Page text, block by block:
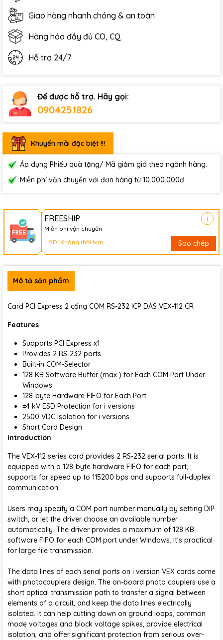
Giao hàng nhanh chóng & an toàn
Hàng hóa đầy đủ CO, CQ
Hỗ trợ 24/7
Để được hỗ trợ. Hãy gọi:
0904251826
Khuyến mãi đặc biệt !!!
Áp dụng Phiếu quà tặng/ Mã giảm giá theo ngành hàng.
Miễn phí vận chuyển với đơn hàng từ 10.000.000đ
FREESHIP
Miễn phí vận chuyển
HSD: Không thời hạn
Sao chép
Mô tả sản phẩm
Card PCI Express 2 cổng COM RS-232 ICP DAS VEX-112 CR
Features
Supports PCI Express x1
Provides 2 RS-232 ports
Built-in COM-Selector
128 KB Software Buffer (max.) for Each COM Port Under
Windows
128-byte Hardware FIFO for Each Port
±4 kV ESD Protection for i versions
2500 VDC Isolation for i versions
Short Card Design
Introduction
The VEX-112 series card provides 2 RS-232 serial ports. It is
equipped with a 128-byte hardware FIFO for each port,
supports for speed up to 115200 bps and supports full-duplex
communication.
Users may specify a COM port number manually by setting DIP
switch, or let the driver choose an available number
automatically. The driver provides a maximum of 128 KB
software FIFO for each COM port under Windows. It's practical
for large file transmission.
The data lines of each serial ports on i version VEX cards come
with photocouplers design. The on-board photo couplers use a
short optical transmission path to transfer a signal between
elements of a circuit, and keep the data lines electrically
isolated. It can help cutting down on ground loops, common
mode voltages and block voltage spikes, provide electrical
isolation, and offer significant protection from serious over-